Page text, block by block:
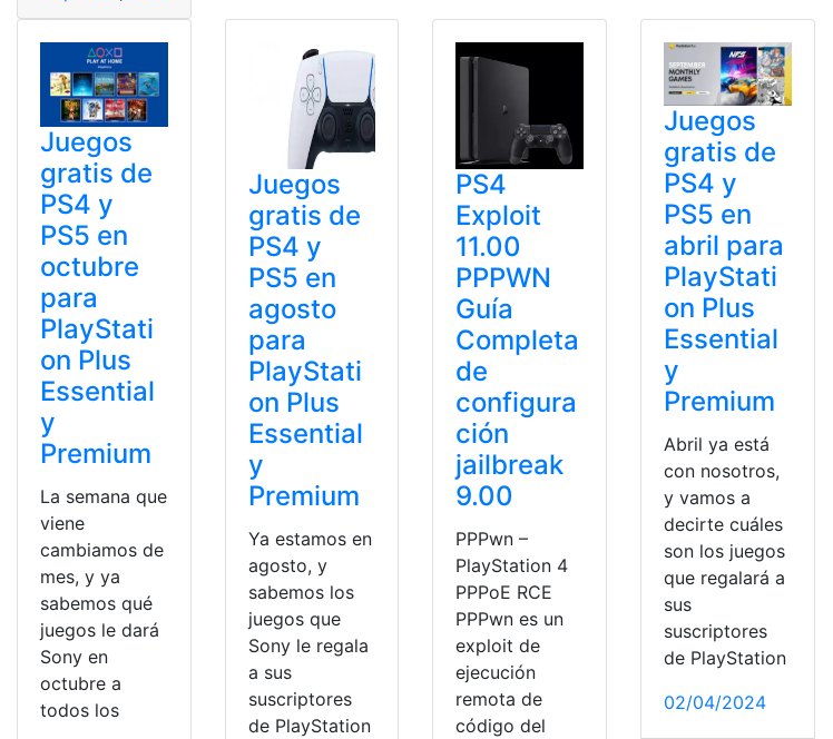
Juegos
gratis de
PS4 y
PS5 en
octubre
para
PlayStati
on Plus
Essential
y
Premium
La semana que
viene
cambiamos de
mes, y ya
sabemos qué
juegos le dará
Sony en
octubre a
todos los
Juegos
gratis de
PS4 y
PS5 en
agosto
para
PlayStati
on Plus
Essential
y
Premium
Ya estamos en
agosto, y
sabemos los
juegos que
Sony le regala
a sus
suscriptores
de PlayStation
PS4
Exploit
11.00
PPPWN
Guía
Completa
de
configura
ción
jailbreak
9.00
PPPwn –
PlayStation 4
PPPoE RCE
PPPwn es un
exploit de
ejecución
remota de
código del
Juegos
gratis de
PS4 y
PS5 en
abril para
PlayStati
on Plus
Essential
y
Premium
Abril ya está
con nosotros,
y vamos a
decirte cuáles
son los juegos
que regalará a
sus
suscriptores
de PlayStation
02/04/2024